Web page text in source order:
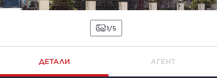
1 5
ДЕТАЛИ АГЕНТ